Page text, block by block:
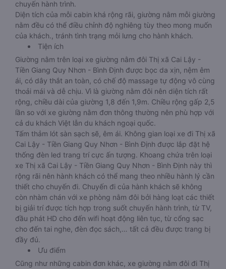
chuyến hành trình.
Diện tích của mỗi cabin khá rộng rãi, giường nằm mỗi giường
nằm đều có thể điều chỉnh độ nghiêng tùy theo mong muốn
của khách., tránh tình trạng mỏi lưng cho hành khách.
Tiện ích
Giường nằm trên loại xe giường nằm đôi Thị xã Cai Lậy -
Tiền Giang Quy Nhơn - Bình Định được bọc da xịn, nệm êm
ái, có dây thắt an toàn, có chế độ massage tự động vô cùng
thoải mái và dễ chịu. Vì là giường nằm đôi nên diện tích rất
rộng, chiều dài của giường 1,8 đến 1,9m. Chiều rộng gấp 2,5
lần so với xe giường nằm đơn thông thường nên phù hợp với
cả du khách Việt lẫn du khách ngoại quốc.
Tấm thảm lót sàn sạch sẽ, êm ái. Không gian loại xe đi Thị xã
Cai Lậy - Tiền Giang Quy Nhơn - Bình Định được lắp đặt hệ
thống đèn led trang trí cực ấn tượng. Khoang chứa trên loại
xe Thị xã Cai Lậy - Tiền Giang Quy Nhơn - Bình Định này thì
rộng rãi nên hành khách có thể mang theo nhiều hành lý cần
thiết cho chuyến đi. Chuyến đi của hành khách sẽ không
còn nhàm chán với xe phòng nằm đôi bởi hàng loạt các thiết
bị giải trí được tích hợp trong suốt chuyến hành trình, từ TV,
đầu phát HD cho đến wifi hoạt động liên tục, từ cổng sạc
cho đến tai nghe, đèn đọc sách,… tất cả đều được trang bị
đầy đủ.
Ưu điểm
Cũng như những cabin đơn khác, xe giường nằm đôi đi Thị